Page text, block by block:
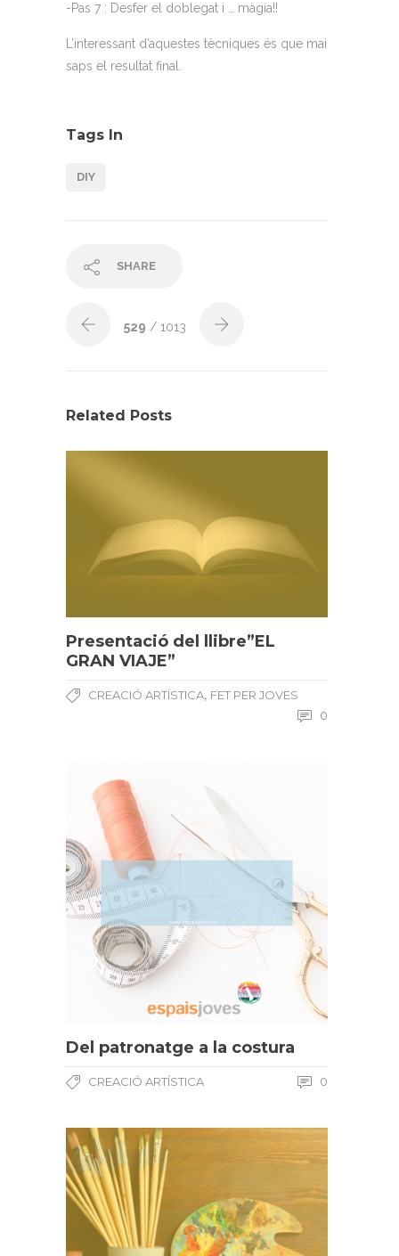
-Pas 7 : Desfer el doblegat i … màgia!!
L’interessant d’aquestes tècniques és que mai
saps el resultat final.
Tags In
DIY
SHARE
529 / 1013
Related Posts
Presentació del llibre”EL
GRAN VIAJE”
CREACIÓ ARTÍSTICA, FET PER JOVES
0
Del patronatge a la costura
CREACIÓ ARTÍSTICA 0